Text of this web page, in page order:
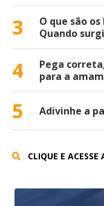
3
O que são
Quando
4
Pega
para a
5 Adivinhe a
CLIQUE E